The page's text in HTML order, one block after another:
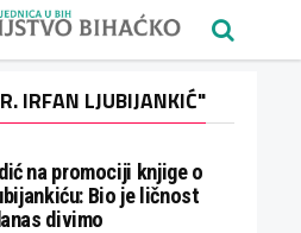
IRFAN LJUBIJANKIĆ"
na promociji knjige o
Bio je ličnost
divimo